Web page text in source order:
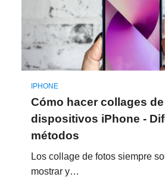
IPHONE
Cómo hacer collages
dispositivos iPhone -
métodos
Los collage de fotos siempre
mostrar y…